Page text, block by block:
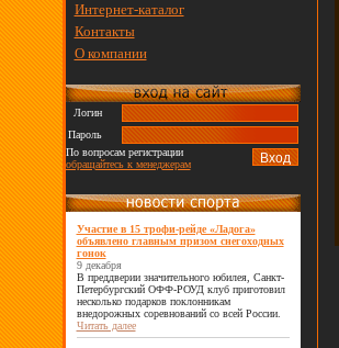
Интернет-каталог
Контакты
О компании
Логин
Пароль
По вопросам регистрации
обращайтесь к менеджерам
Участие в 15 трофи-рейде «Ладога»
объявлено главным призом снегоходных
гонок
9 декабря
В преддверии значительного юбилея, Санкт-
Петербургский ОФФ-РОУД клуб приготовил
несколько подарков поклонникам
внедорожных соревнований со всей России.
Читать далее